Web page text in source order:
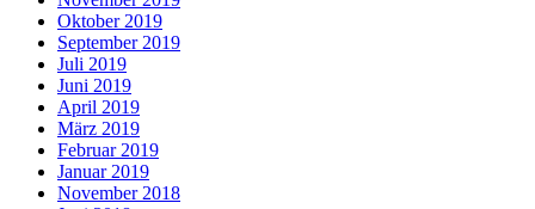
Oktober 2019
September 2019
Juli 2019
Juni 2019
April 2019
März 2019
Februar 2019
Januar 2019
November 2018